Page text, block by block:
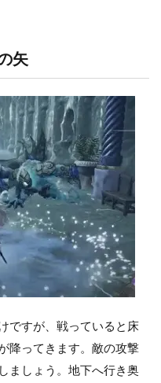
矢
ですが、戦っていると床
降ってきます。敵の攻撃
ましょう。地下へ行き奥